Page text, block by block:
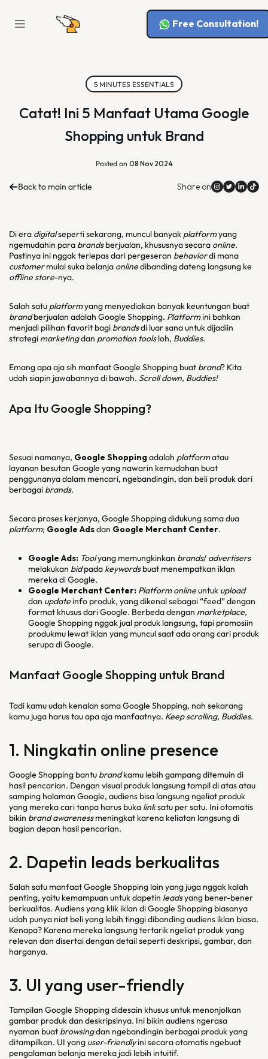
Free Consultation!
5 MINUTES ESSENTIALS
Catat! Ini 5 Manfaat Utama Google
Shopping untuk Brand
Posted on 08 Nov 2024
Back to main article Share on
Di era digitalseperti sekarang, muncul banyak platformyang
ngemudahin para brandsberjualan, khususnya secara online.
Pastinya ini nggak terlepas dari pergeseran behaviordi mana
customermulai suka belanja onlinedibanding dateng langsung ke
offline store-nya.
Salah satu platformyang menyediakan banyak keuntungan buat
brandberjualan adalah Google Shopping. Platformini bahkan
menjadi pilihan favorit bagi brandsdi luar sana untuk dijadiin
strategi marketingdan promotion toolsloh, Buddies.
Emang apa aja sih manfaat Google Shopping buat brand? Kita
udah siapin jawabannya di bawah. Scroll down, Buddies!
Apa Itu Google Shopping?
Sesuai namanya, Google Shoppingadalah platformatau
layanan besutan Google yang nawarin kemudahan buat
penggunanya dalam mencari, ngebandingin, dan beli produk dari
berbagai brands.
Secara proses kerjanya, Google Shopping didukung sama dua
platform; Google Adsdan Google Merchant Center.
Google Ads: Toolyang memungkinkan brands/ advertisers
melakukan bidpada keywordsbuat menempatkan iklan
mereka di Google.
Google Merchant Center: Platform onlineuntuk upload
dan updateinfo produk, yang dikenal sebagai “feed” dengan
format khusus dari Google. Berbeda dengan marketplace,
Google Shopping nggak jual produk langsung, tapi promosiin
produkmu lewat iklan yang muncul saat ada orang cari produk
serupa di Google.
Manfaat Google Shopping untuk Brand
Tadi kamu udah kenalan sama Google Shopping, nah sekarang
kamu juga harus tau apa aja manfaatnya. Keep scrolling, Buddies.
1. Ningkatin online presence
Google Shopping bantu brandkamu lebih gampang ditemuin di
hasil pencarian. Dengan visual produk langsung tampil di atas atau
samping halaman Google, audiens bisa langsung ngeliat produk
yang mereka cari tanpa harus buka linksatu per satu. Ini otomatis
bikin brand awarenessmeningkat karena keliatan langsung di
bagian depan hasil pencarian.
2. Dapetin leads berkualitas
Salah satu manfaat Google Shopping lain yang juga nggak kalah
penting, yaitu kemampuan untuk dapetin leadsyang bener-bener
berkualitas. Audiens yang klik iklan di Google Shopping biasanya
udah punya niat beli yang lebih tinggi dibanding audiens iklan biasa.
Kenapa? Karena mereka langsung tertarik ngeliat produk yang
relevan dan disertai dengan detail seperti deskripsi, gambar, dan
harganya.
3. UI yang user-friendly
Tampilan Google Shopping didesain khusus untuk menonjolkan
gambar produk dan deskripsinya. Ini bikin audiens ngerasa
nyaman buat browsingdan ngebandingin berbagai produk yang
ditampilkan. UI yang user-friendlyini secara otomatis ngebuat
pengalaman belanja mereka jadi lebih intuitif.